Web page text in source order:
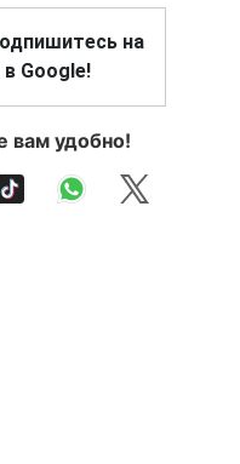
на
Google!
вам удобно!